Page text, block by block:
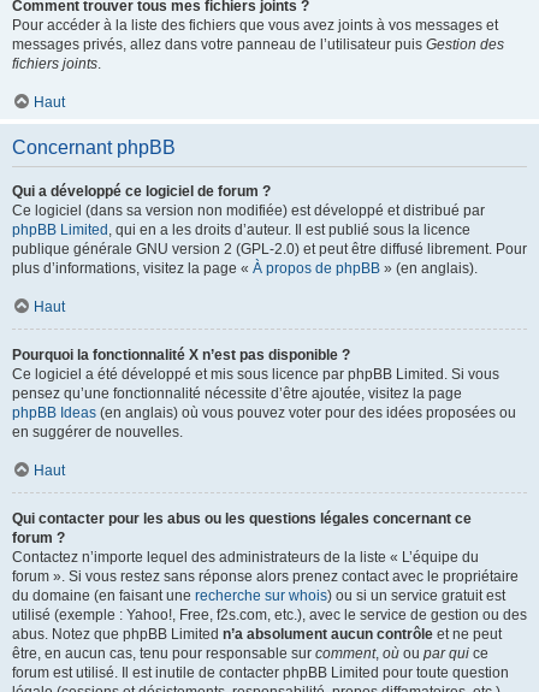
Comment trouver tous mes fichiers joints ?
Pour accéder à la liste des fichiers que vous avez joints à vos messages et
messages privés, allez dans votre panneau de l’utilisateur puis Gestion des
fichiers joints.
Haut
Concernant phpBB
Qui a développé ce logiciel de forum ?
Ce logiciel (dans sa version non modifiée) est développé et distribué par
phpBB Limited , qui en a les droits d’auteur. Il est publié sous la licence
publique générale GNU version 2 (GPL-2.0) et peut être diffusé librement. Pour
plus d’informations, visitez la page « À propos de phpBB » (en anglais).
Haut
Pourquoi la fonctionnalité X n’est pas disponible ?
Ce logiciel a été développé et mis sous licence par phpBB Limited. Si vous
pensez qu’une fonctionnalité nécessite d’être ajoutée, visitez la page
phpBB Ideas (en anglais) où vous pouvez voter pour des idées proposées ou
en suggérer de nouvelles.
Haut
Qui contacter pour les abus ou les questions légales concernant ce
forum ?
Contactez n’importe lequel des administrateurs de la liste « L’équipe du
forum ». Si vous restez sans réponse alors prenez contact avec le propriétaire
du domaine (en faisant une recherche sur whois) ou si un service gratuit est
utilisé (exemple : Yahoo!, Free, f2s.com, etc.), avec le service de gestion ou des
abus. Notez que phpBB Limited n’a absolument aucun contrôle et ne peut
être, en aucun cas, tenu pour responsable sur comment, où ou par qui ce
forum est utilisé. Il est inutile de contacter phpBB Limited pour toute question